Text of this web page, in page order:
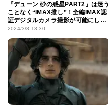
『デューン 砂の惑星PART2』は迷う
ことなく“IMAX推し”！全編IMAX認
証デジタルカメラ撮影が可能にした
究極の没入体験
2024/3/8 13:30